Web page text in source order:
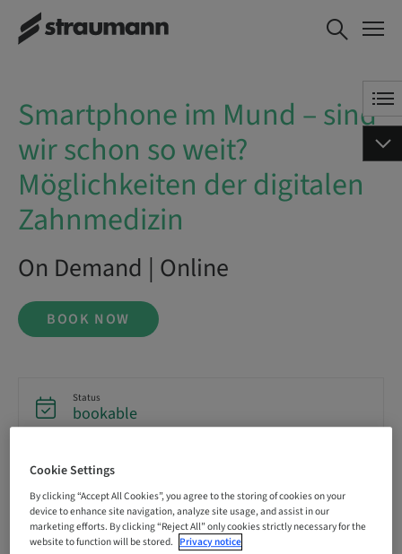
Smartphone im Mund – sind wir
schon so weit? Möglichkeiten
BOOK NOW
Smartphone im Mund – sind
wir schon so weit?
Möglichkeiten der digitalen
Zahnmedizin
On Demand | Online
BOOK NOW
Status
bookable
Language
German
Points
Cookie Settings
By clicking “Accept All Cookies”, you agree to the storing of cookies on your
device to enhance site navigation, analyze site usage, and assist in our
marketing efforts. By clicking “Reject All” only cookies strictly necessary for the
website to function will be stored. Privacy notice